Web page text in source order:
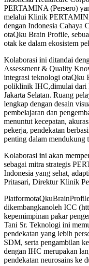
PERTAMINA (Persero)
melalui Klinik
dengan Indonesia Cahaya
otaQku Brain Profile,
otak ke dalam ekosistem
Kolaborasi ini ditandai
Assessment & Quality
integrasi teknologi otaQku
poliklinik IHC,dimulai dari
Jakarta Selatan. Ruang
lengkap dengan desain
pembelajaran dan
menuntut kecepatan,
pekerja, pendekatan
penting dalam mendukung
Kolaborasi ini akan
sebagai mitra strategis
Indonesia yang sehat,
Pritasari, Direktur Klinik
dikembangkanoleh ICC
kepemimpinan pakar
Tani Sr. Teknologi ini
pendekatan yang lebih
SDM, serta pengambilan
dengan IHC merupakan
pendekatan neurosains ke